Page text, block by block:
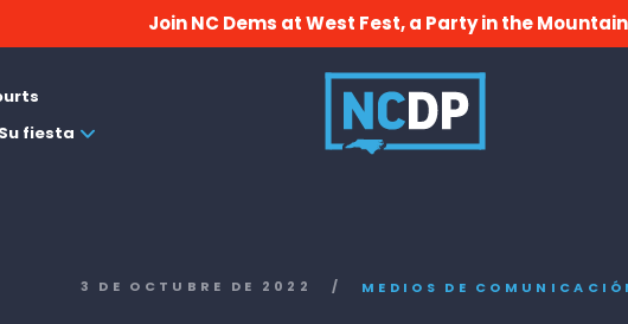
Join NC Dems at West Fest, a Party in the
Su fiesta
3 DE OCTUBRE DE 2022 / MEDIOS DE